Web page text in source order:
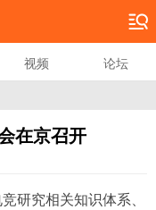
视频 论坛
在京召开
研究相关知识体系、